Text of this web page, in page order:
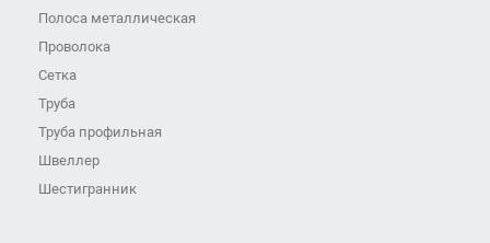
Полоса металлическая
Проволока
Сетка
Труба
Труба профильная
Швеллер
Шестигранник